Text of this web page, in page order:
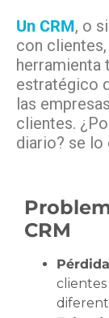
Un CRM, o
con
herramienta
estratégico
las
clientes.
diario? se lo
CRM
clientes